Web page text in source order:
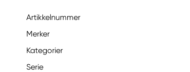
Artikkelnummer
Merker
Kategorier
Serie